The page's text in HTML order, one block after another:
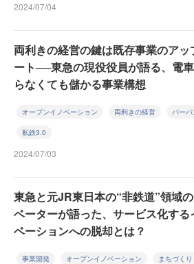
2024/07/04
両利きの経営の鍵は既存事業のアッ
ート──東急の現役役員が語る、電
らなくても儲かる事業構想
オープンイノベーション 両利きの経営 パーパ
私鉄3.0
2024/07/03
東急と元JR東日本の“非鉄道”領域
ベーターが語った、サービス化する
ベーションへの脱却とは？
事業開発 オープンイノベーション まちづくり